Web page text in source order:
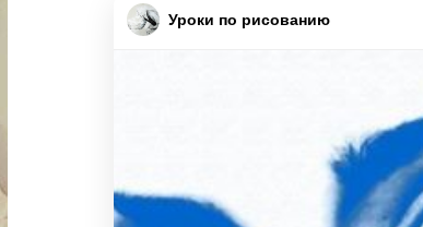
Уроки по рисованию